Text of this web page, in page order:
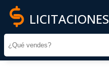
LICITACIONES